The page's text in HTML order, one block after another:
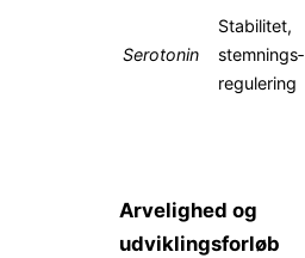
Serotonin
Stabilitet,
stemnings­
regulering
Arvelighed og
udviklingsforløb